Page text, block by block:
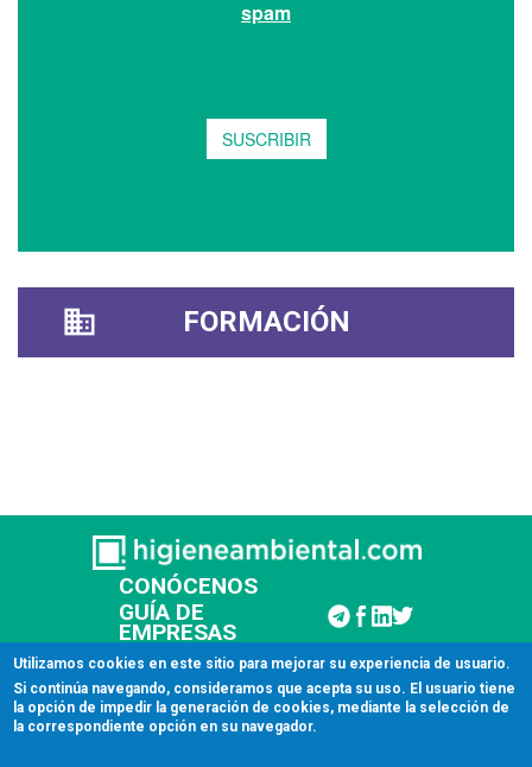
FORMACIÓN
CONÓCENOS
GUÍA DE
EMPRESAS
CONTACTAR
© 2026 Higiene Ambiental
Utilizamos cookies en este sitio para mejorar su experiencia de usuario.
Si continúa navegando, consideramos que acepta su uso. El usuario tiene
la opción de impedir la generación de cookies, mediante la selección de
la correspondiente opción en su navegador.